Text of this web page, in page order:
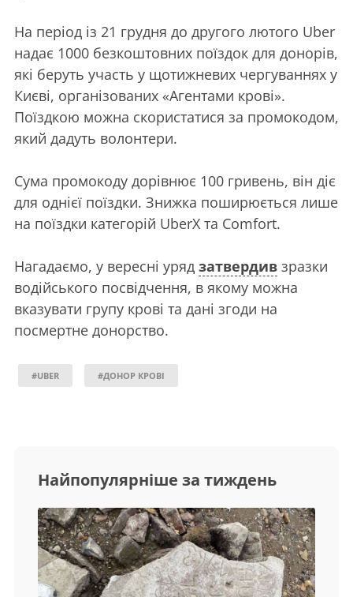
На період із 21 грудня до другого лютого Uber
надає 1000 безкоштовних поїздок для донорів,
які беруть участь у щотижневих чергуваннях у
Києві, організованих «Агентами крові».
Поїздкою можна скористатися за промокодом,
який дадуть волонтери.
Сума промокоду дорівнює 100 гривень, він діє
для однієї поїздки. Знижка поширюється лише
на поїздки категорій UberX та Comfort.
Нагадаємо, у вересні уряд затвердив зразки
водійського посвідчення, в якому можна
вказувати групу крові та дані згоди на
посмертне донорство.
#UBER #ДОНОР КРОВІ
Найпопулярніше за тиждень